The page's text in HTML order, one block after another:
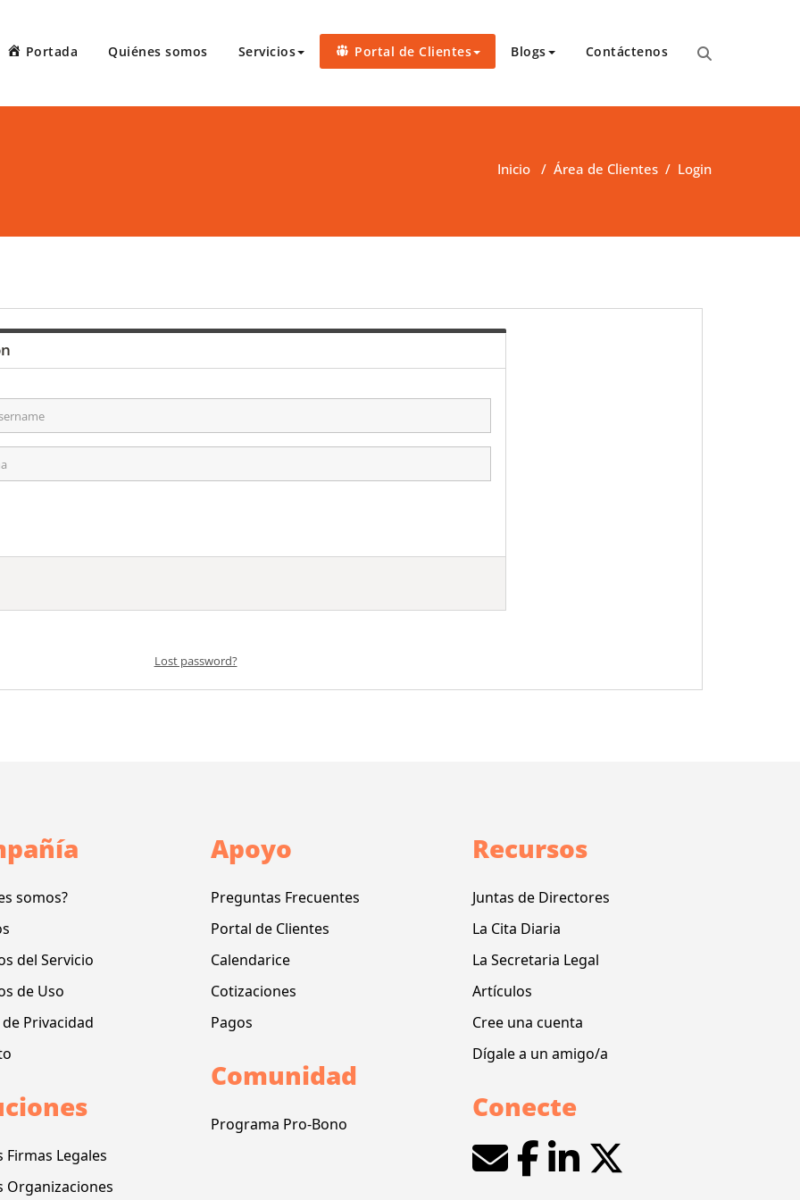
ofrece servicios de taquígrafos de récord en Puerto Rico, para transcripciones para el Tribunal de Apelaciones,
Portada Quiénes somos Servicios Portal de Clientes Blogs Contáctenos
Inicio / Área de Clientes / Login
Lost password?
somos?
del Servicio
de Uso
Privacidad
Firmas Legales
Organizaciones
Apoyo
Preguntas Frecuentes
Portal de Clientes
Calendarice
Cotizaciones
Pagos
Comunidad
Programa Pro-Bono
Recursos
Juntas de Directores
La Cita Diaria
La Secretaria Legal
Artículos
Cree una cuenta
Dígale a un amigo/a
Conecte